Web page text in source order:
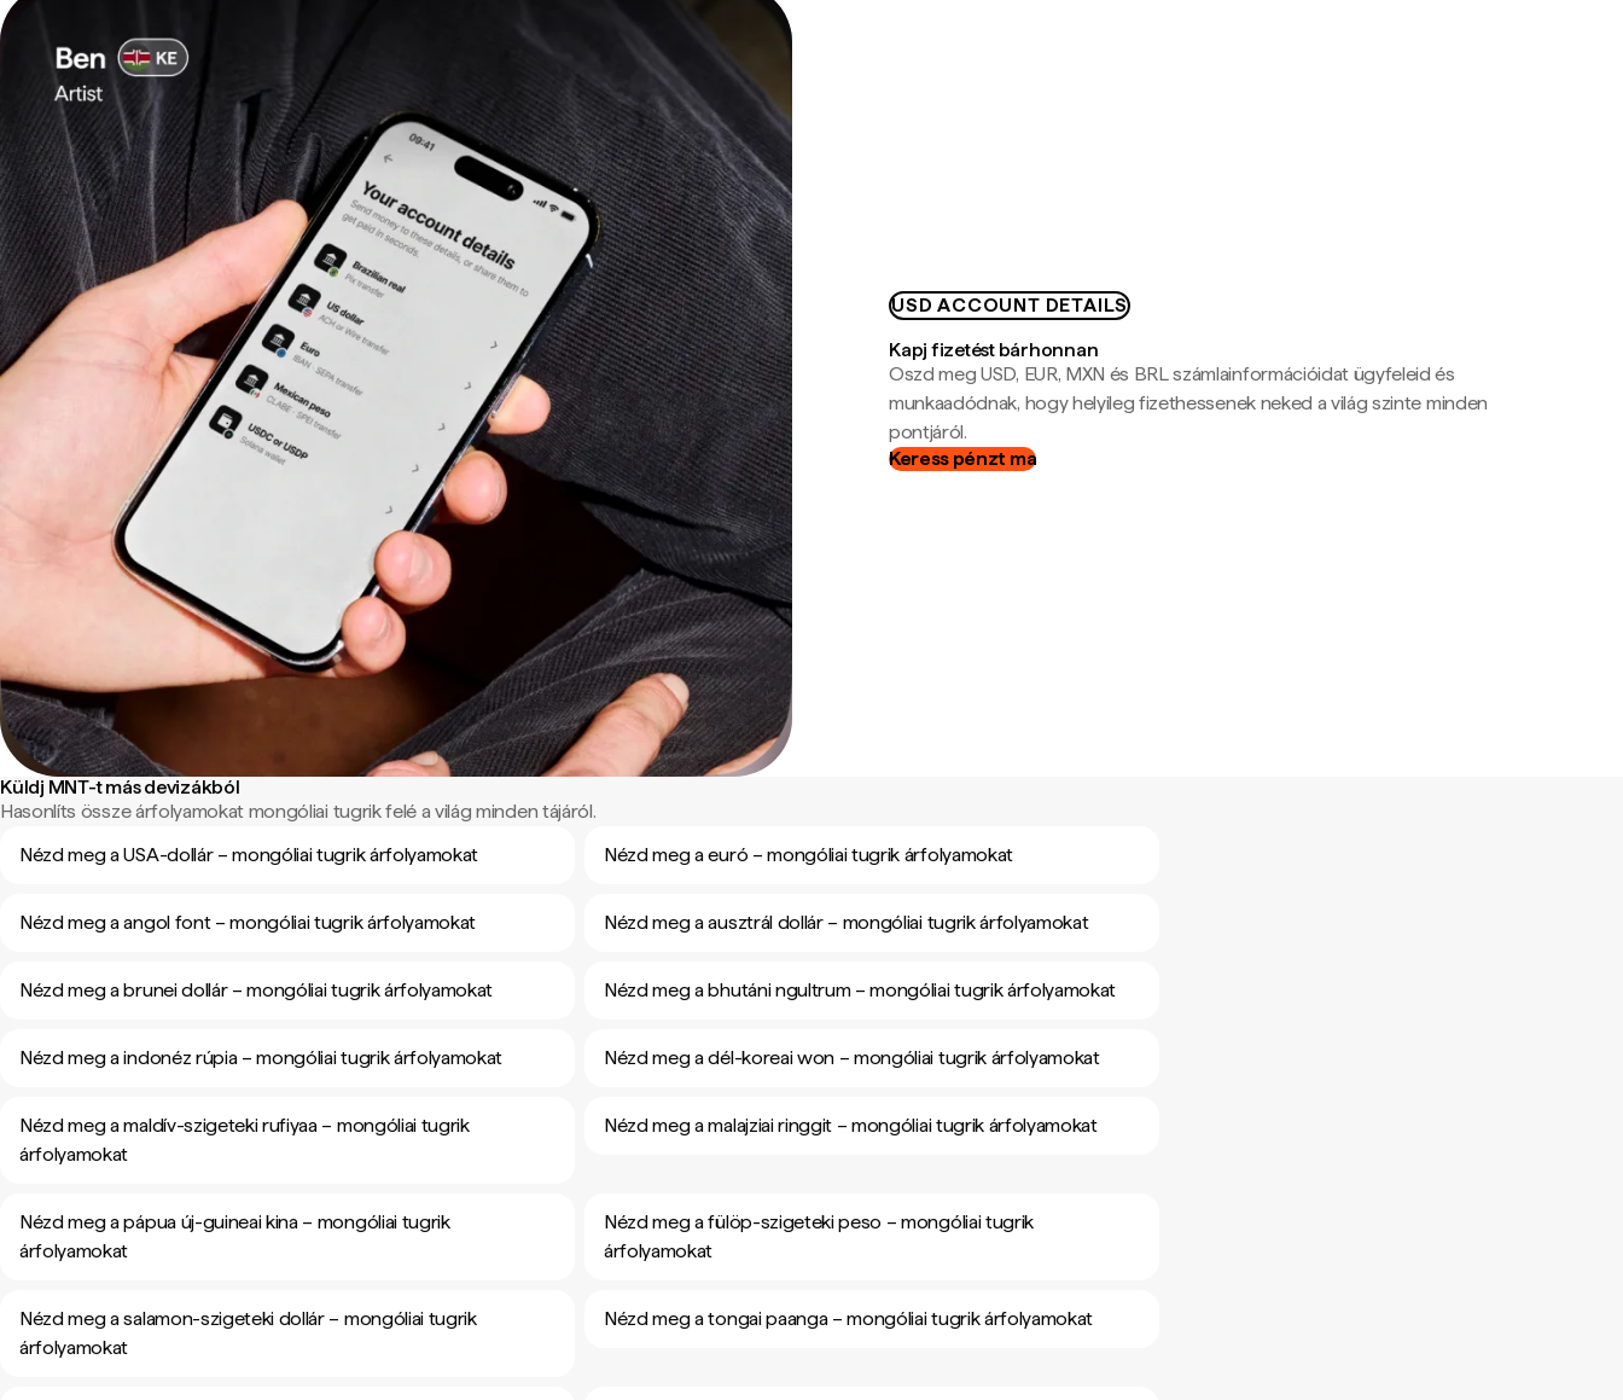
USD ACCOUNT DETAILS
Kapj fizetést bárhonnan
Oszd meg USD, EUR, MXN és BRL számlainformációidat ügyfeleid és
munkaadódnak, hogy helyileg fizethessenek neked a világ szinte minden
pontjáról.
Keress pénzt ma
Küldj MNT-t más devizákból
Hasonlíts össze árfolyamokat mongóliai tugrik felé a világ minden tájáról.
Nézd meg a USA-dollár – mongóliai tugrik árfolyamokat
Nézd meg a euró – mongóliai tugrik árfolyamokat
Nézd meg a angol font – mongóliai tugrik árfolyamokat Nézd meg a ausztrál dollár – mongóliai tugrik árfolyamokat
Nézd meg a brunei dollár – mongóliai tugrik árfolyamokat Nézd meg a bhutáni ngultrum – mongóliai tugrik árfolyamokat
Nézd meg a indonéz rúpia – mongóliai tugrik árfolyamokat Nézd meg a dél-koreai won – mongóliai tugrik árfolyamokat
Nézd meg a maldív-szigeteki rufiyaa – mongóliai tugrik
árfolyamokat
Nézd meg a malajziai ringgit – mongóliai tugrik árfolyamokat
Nézd meg a pápua új-guineai kina – mongóliai tugrik
árfolyamokat
Nézd meg a fülöp-szigeteki peso – mongóliai tugrik
árfolyamokat
Nézd meg a salamon-szigeteki dollár – mongóliai tugrik
árfolyamokat
Nézd meg a tongai paanga – mongóliai tugrik árfolyamokat